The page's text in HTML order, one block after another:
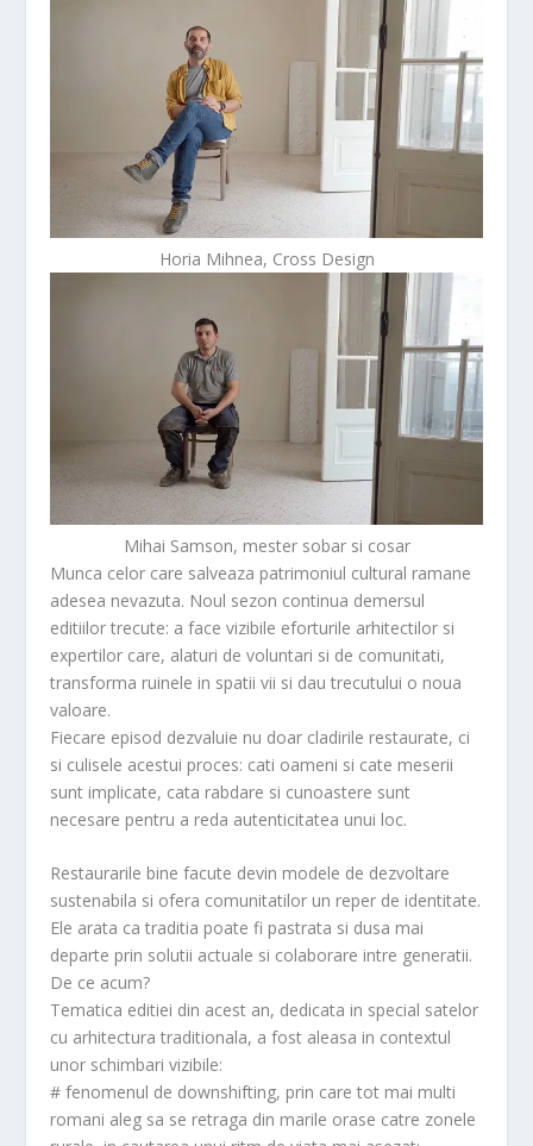
Horia Mihnea, Cross Design
Mihai Samson, mester sobar si cosar
Munca celor care salveaza patrimoniul cultural ramane
adesea nevazuta. Noul sezon continua demersul
editiilor trecute: a face vizibile eforturile arhitectilor si
expertilor care, alaturi de voluntari si de comunitati,
transforma ruinele in spatii vii si dau trecutului o noua
valoare.
Fiecare episod dezvaluie nu doar cladirile restaurate, ci
si culisele acestui proces: cati oameni si cate meserii
sunt implicate, cata rabdare si cunoastere sunt
necesare pentru a reda autenticitatea unui loc.
Restaurarile bine facute devin modele de dezvoltare
sustenabila si ofera comunitatilor un reper de identitate.
Ele arata ca traditia poate fi pastrata si dusa mai
departe prin solutii actuale si colaborare intre generatii.
De ce acum?
Tematica editiei din acest an, dedicata in special satelor
cu arhitectura traditionala, a fost aleasa in contextul
unor schimbari vizibile:
# fenomenul de downshifting, prin care tot mai multi
romani aleg sa se retraga din marile orase catre zonele